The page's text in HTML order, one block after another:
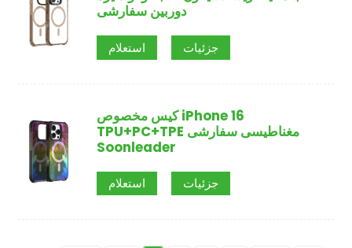
دوربین سفارشی
استعلام جزئیات
کیس مخصوص iPhone 16
TPU+PC+TPE مغناطیسی سفارشی
Soonleader
استعلام جزئیات